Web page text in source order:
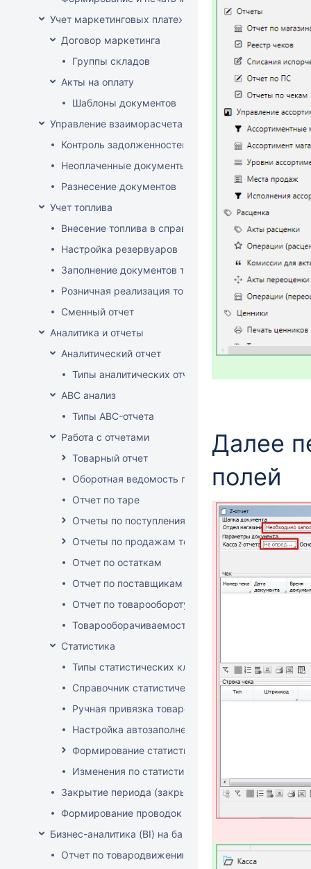
Учет маркетинговых платежей
Договор маркетинга
Группы складов
Акты на оплату
Шаблоны документов
Управление взаиморасчетами
Контроль задолженностей
Неоплаченные документы
Разнесение документов
Учет топлива
Внесение топлива в справочник товаров
Настройка резервуаров
Заполнение документов товародвижения
Розничная реализация топлива
Сменный отчет
Аналитика и отчеты
Аналитический отчет
Типы аналитических отчетов
ABC анализ
Типы ABC-отчета
Работа с отчетами
Товарный отчет
Оборотная ведомость по группам, товарам,
Отчет по таре
Отчеты по поступлениям товара
Отчеты по продажам товара
Отчет по остаткам
Отчет по поставщикам
Отчет по товарообороту
Товарооборачиваемость по поставщикам
Статистика
Типы статистических классификаторов
Справочник статистических групп
Ручная привязка товаров к статистическим
Настройка автозаполнения статистических
Формирование статистических отчетов
Изменения по статистике с января 2025
Закрытие периода (закрытие документов)
Формирование проводок
Бизнес-аналитика (BI) на базе OLAP DRUID
Отчет по товародвижению с товарной
Далее
полей